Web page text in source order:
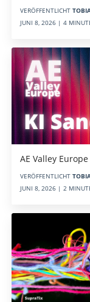
VERÖFFENTLICHT
JUNI 8, 2026 | 4
AE Valley
VERÖFFENTLICHT
JUNI 8, 2026 | 2